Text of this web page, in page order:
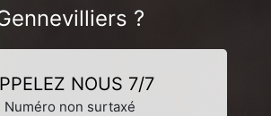
?
NOUS 7/7
Numéro non surtaxé